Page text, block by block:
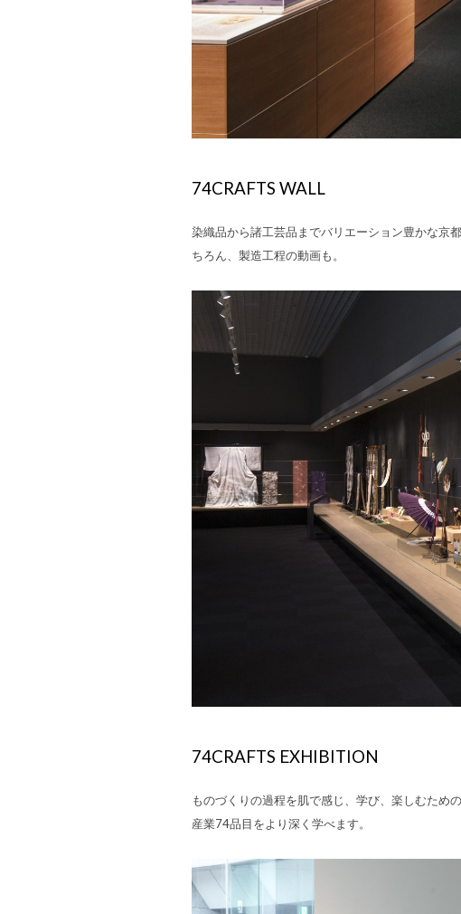
74CRAFTS WALL
染織品から諸工芸品までバリエーション豊かな京
ちろん、製造工程の動画も。
74CRAFTS EXHIBITION
ものづくりの過程を肌で感じ、学び、楽しむため
産業74品目をより深く学べます。